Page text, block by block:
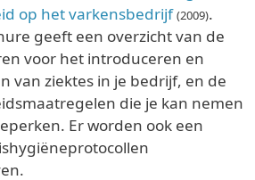
op het varkensbedrijf (2009).
geeft een overzicht van de
voor het introduceren en
van ziektes in je bedrijf, en de
die je kan nemen
Er worden ook een